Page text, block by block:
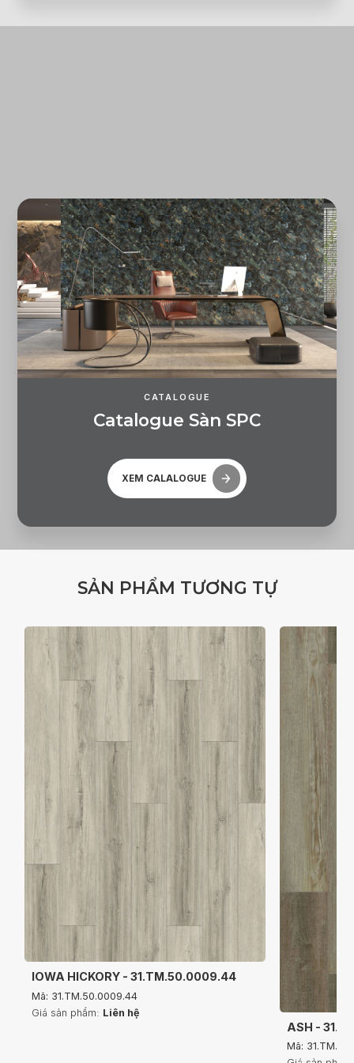
CATALOGUE
Catalogue Sàn SPC
XEM CALALOGUE
SẢN PHẨM TƯƠNG TỰ
IOWA HICKORY - 31.TM.50.0009.44
Mã: 31.TM.50.0009.44
Giá sản phẩm: Liên hệ
ASH -
Mã:
ĐĂNG KÝ ĐĂNG NHẬP